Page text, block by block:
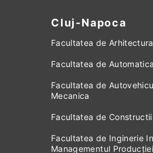
Cluj-Napoca
Facultatea de
Facultatea de
Facultatea de
Mecanica
Facultatea de Constructii
Facultatea de Inginerie
Managementul Producției